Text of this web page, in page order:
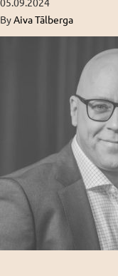
ByAiva Tālberga